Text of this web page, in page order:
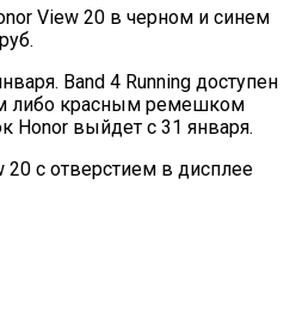
View 20 в черном и синем
Band 4 Running доступен
либо красным ремешком
Honor выйдет с 31 января.